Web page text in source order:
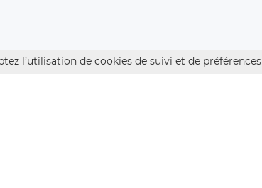
l’utilisation de cookies de suivi et de préférences